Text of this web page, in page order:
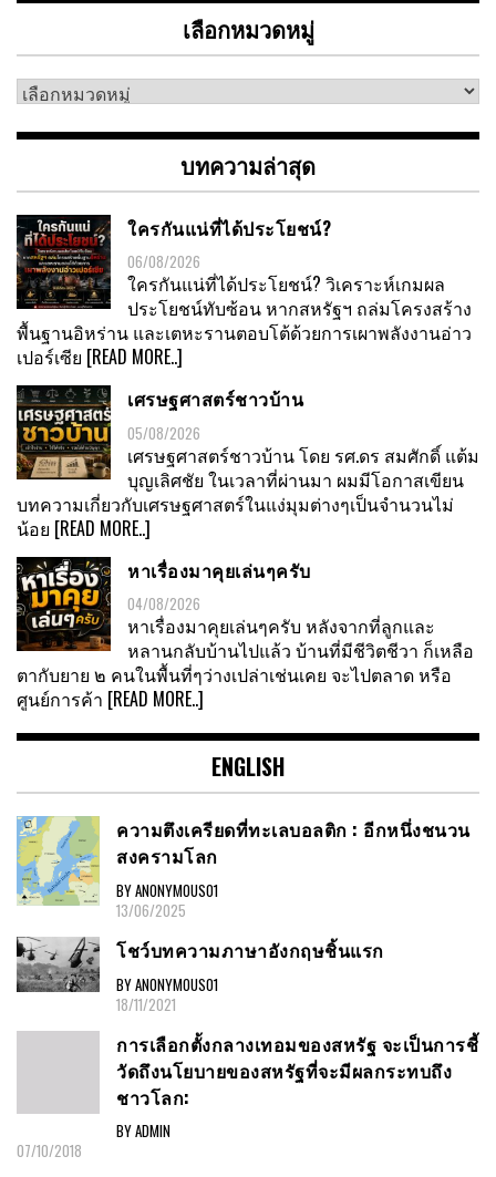
เลือกหมวดหมู่
เลือก
หมู่
บทความล่าสุด
ใครกันแน่ที่ได้ประโยชน์?
06/08/2026
ใครกันแน่ที่ได้ประโยชน์? วิเคราะห์เกมผล
ประโยชน์ทับซ้อน หากสหรัฐฯ ถล่มโครงสร้าง
พื้นฐานอิหร่าน และเตหะรานตอบโต้ด้วยการเผาพลังงานอ่าว
เปอร์เซีย [READ MORE..]
เศรษฐศาสตร์ชาวบ้าน
05/08/2026
เศรษฐศาสตร์ชาวบ้าน โดย รศ.ดร สมศักดิ์ แต้ม
บุญเลิศชัย ในเวลาที่ผ่านมา ผมมีโอกาสเขียน
บทความเกี่ยวกับเศรษฐศาสตร์ในแง่มุมต่างๆเป็นจำนวนไม่
น้อย [READ MORE..]
หาเรื่องมาคุยเล่นๆครับ
04/08/2026
หาเรื่องมาคุยเล่นๆครับ หลังจากที่ลูกและ
หลานกลับบ้านไปแล้ว บ้านที่มีชีวิตชีวา ก็เหลือ
ตากับยาย ๒ คนในพื้นที่ๆว่างเปล่าเช่นเคย จะไปตลาด หรือ
ศูนย์การค้า [READ MORE..]
ENGLISH
ความตึงเครียดที่ทะเลบอลติก : อีกหนึ่งชนวน
สงครามโลก
BY ANONYMOUS01
13/06/2025
โชว์บทความภาษาอังกฤษชิ้นแรก
BY ANONYMOUS01
18/11/2021
การเลือกตั้งกลางเทอมของสหรัฐ จะเป็นการชี้
วัดถึงนโยบายของสหรัฐที่จะมีผลกระทบถึง
ชาวโลก:
BY ADMIN
07/10/2018